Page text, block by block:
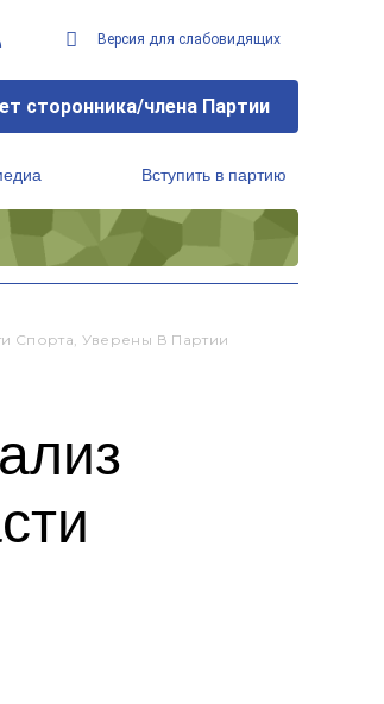
Версия для слабовидящих
сторонника/члена Партии
Вступить в партию
Спорта, Уверены В Партии